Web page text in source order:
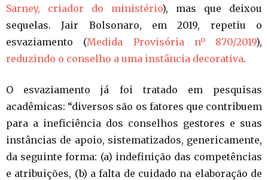
Sarney, criador do ministério), mas que deixou
sequelas. Jair Bolsonaro, em 2019, repetiu o
esvaziamento (Medida Provisória nº 870/2019),
reduzindo o conselho a uma instância decorativa.
O esvaziamento já foi tratado em pesquisas
acadêmicas: “diversos são os fatores que contribuem
para a ineficiência dos conselhos gestores e suas
instâncias de apoio, sistematizados, genericamente,
da seguinte forma: (a) indefinição das competências
e atribuições, (b) a falta de cuidado na elaboração de